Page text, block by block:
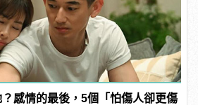
感情的最後，5個「怕傷人卻更傷